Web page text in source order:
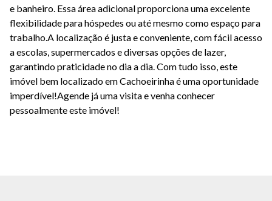
e banheiro. Essa área adicional proporciona uma excelente
flexibilidade para hóspedes ou até mesmo como espaço para
trabalho.A localização é justa e conveniente, com fácil acesso
a escolas, supermercados e diversas opções de lazer,
garantindo praticidade no dia a dia. Com tudo isso, este
imóvel bem localizado em Cachoeirinha é uma oportunidade
imperdível!Agende já uma visita e venha conhecer
pessoalmente este imóvel!